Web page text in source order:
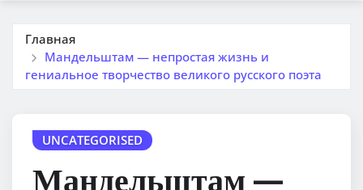
Главная
Мандельштам — непростая жизнь и
гениальное творчество великого русского поэта
UNCATEGORISED
Мандельштам —